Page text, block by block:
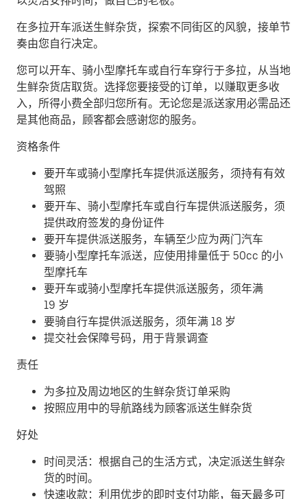
在多拉开车派送生鲜杂货，探索不同街区的风貌，接单节
奏由您自行决定。
您可以开车、骑小型摩托车或自行车穿行于多拉，从当地
生鲜杂货店取货。选择您要接受的订单，以赚取更多收
入，所得小费全部归您所有。无论您是派送家用必需品还
是其他商品，顾客都会感谢您的服务。
资格条件
要开车或骑小型摩托车提供派送服务，须持有有效
驾照
要开车、骑小型摩托车或自行车提供派送服务，须
提供政府签发的身份证件
要开车提供派送服务，车辆至少应为两门汽车
要骑小型摩托车派送，应使用排量低于 50cc 的小
型摩托车
要开车或骑小型摩托车提供派送服务，须年满
19 岁
要骑自行车提供派送服务，须年满 18 岁
提交社会保障号码，用于背景调查
责任
为多拉及周边地区的生鲜杂货订单采购
按照应用中的导航路线为顾客派送生鲜杂货
好处
时间灵活：根据自己的生活方式，决定派送生鲜杂
货的时间。
快速收款：利用优步的即时支付功能，每天最多可